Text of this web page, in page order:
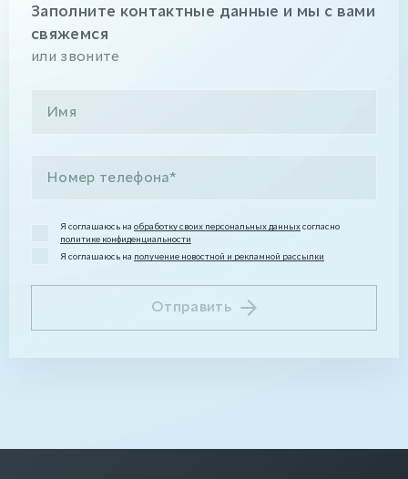
Заполните контактные данные и мы с вами
свяжемся
или звоните
Я соглашаюсь на обработку своих персональных данных согласно
политике конфиденциальности
Я соглашаюсь на получение новостной и рекламной рассылки
Отправить